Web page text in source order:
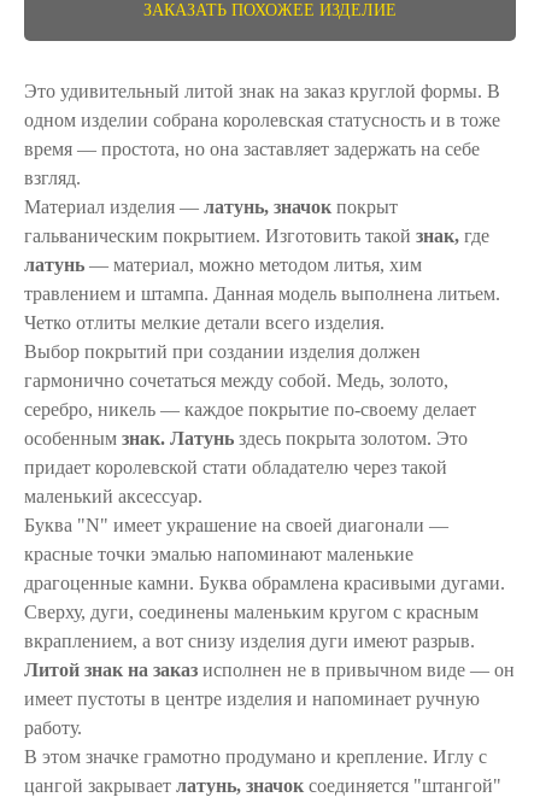
ЗАКАЗАТЬ ПОХОЖЕЕ ИЗДЕЛИЕ
Это удивительный литой знак на заказ круглой формы. В
одном изделии собрана королевская статусность и в тоже
время ― простота, но она заставляет задержать на себе
взгляд.
Материал изделия ― латунь, значок покрыт
гальваническим покрытием. Изготовить такой знак, где
латунь ― материал, можно методом литья, хим
травлением и штампа. Данная модель выполнена литьем.
Четко отлиты мелкие детали всего изделия.
Выбор покрытий при создании изделия должен
гармонично сочетаться между собой. Медь, золото,
серебро, никель ― каждое покрытие по-своему делает
особенным знак. Латунь здесь покрыта золотом. Это
придает королевской стати обладателю через такой
маленький аксессуар.
Буква "N" имеет украшение на своей диагонали ―
красные точки эмалью напоминают маленькие
драгоценные камни. Буква обрамлена красивыми дугами.
Сверху, дуги, соединены маленьким кругом с красным
вкраплением, а вот снизу изделия дуги имеют разрыв.
Литой знак на заказ исполнен не в привычном виде ― он
имеет пустоты в центре изделия и напоминает ручную
работу.
В этом значке грамотно продумано и крепление. Иглу с
цангой закрывает латунь, значок соединяется "штангой"